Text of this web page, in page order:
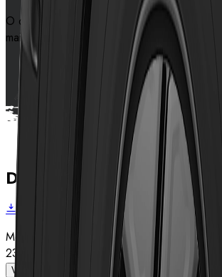
O desenho biomimético distribui a pressão
mais uniforme, prolongando a vida útil do
Dados técnicos
Medida
23.5R25
Ver detalhes